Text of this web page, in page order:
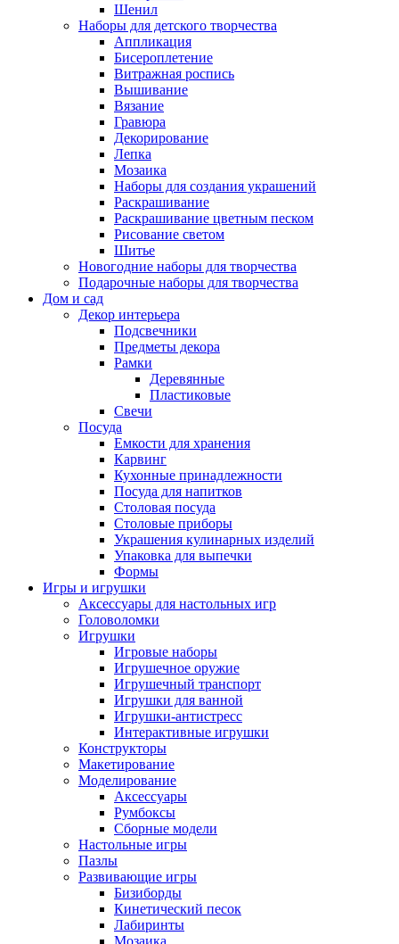
Шенил
Наборы для детского творчества
Аппликация
Бисероплетение
Витражная роспись
Вышивание
Вязание
Гравюра
Декорирование
Лепка
Мозаика
Наборы для создания украшений
Раскрашивание
Раскрашивание цветным песком
Рисование светом
Шитье
Новогодние наборы для творчества
Подарочные наборы для творчества
Дом и сад
Декор интерьера
Подсвечники
Предметы декора
Рамки
Деревянные
Пластиковые
Свечи
Посуда
Емкости для хранения
Карвинг
Кухонные принадлежности
Посуда для напитков
Столовая посуда
Столовые приборы
Украшения кулинарных изделий
Упаковка для выпечки
Формы
Игры и игрушки
Аксессуары для настольных игр
Головоломки
Игрушки
Игровые наборы
Игрушечное оружие
Игрушечный транспорт
Игрушки для ванной
Игрушки-антистресс
Интерактивные игрушки
Конструкторы
Макетирование
Моделирование
Аксессуары
Румбоксы
Сборные модели
Настольные игры
Пазлы
Развивающие игры
Бизиборды
Кинетический песок
Лабиринты
Мозаика